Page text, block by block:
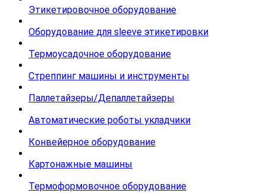
Этикетировочное оборудование
Оборудование для sleeve этикетировки
Термоусадочное оборудование
Стреппинг машины и инструменты
Паллетайзеры/Депаллетайзеры
Автоматические роботы укладчики
Конвейерное оборудование
Картонажные машины
Термоформовочное оборудование